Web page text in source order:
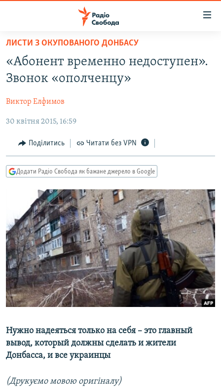
Перейти
основного
матеріалу
до
навігації
Перейти
пошуку
РАДІО СВОБОДА – 70 РОКІВ
ПОЛІТИКА
ЕКОНОМІКА
СУСПІЛЬСТВО
СПОРТ
УКРАЇНА
СВІТ
ВІЙНА
РОСІЙСЬКА «ФІЛЬТРАЦІЯ»
ДОНБАС.РЕАЛІЇ
КРИМ.РЕАЛІЇ
ТИ ЯК?
КИТАЙ.ВИКЛИКИ
МУЛЬТИМЕДІА
ФОТО
СПЕЦПРОЄКТИ
ПОДКАСТИ
УКР
КТАТ
ДОЛУЧАЙСЯ!
ЛИСТИ З ОКУПОВАНОГО ДОНБАСУ
«Абонент временно недоступен».
Звонок «ополченцу»
Виктор Елфимов
30 квітня 2015, 16:59
Поділитись Читати без VPN
Додати Радіо Свобода як бажане джерело в Google
Нужно надеяться только на себя – это главный
вывод, который должны сделать и жители
Донбасса, и все украинцы
(Друкуємо мовою оригіналу)